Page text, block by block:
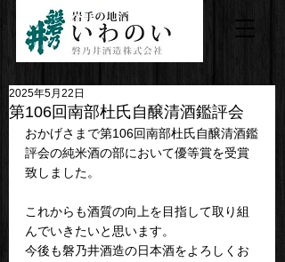
第106回南部杜氏自醸清酒鑑評会
2025年5月22日
おかげさまで第106回南部杜氏自醸清酒鑑
評会の純米酒の部において優等賞を受賞
致しました。
これからも酒質の向上を目指して取り組
んでいきたいと思います。
今後も磐乃井酒造の日本酒をよろしくお